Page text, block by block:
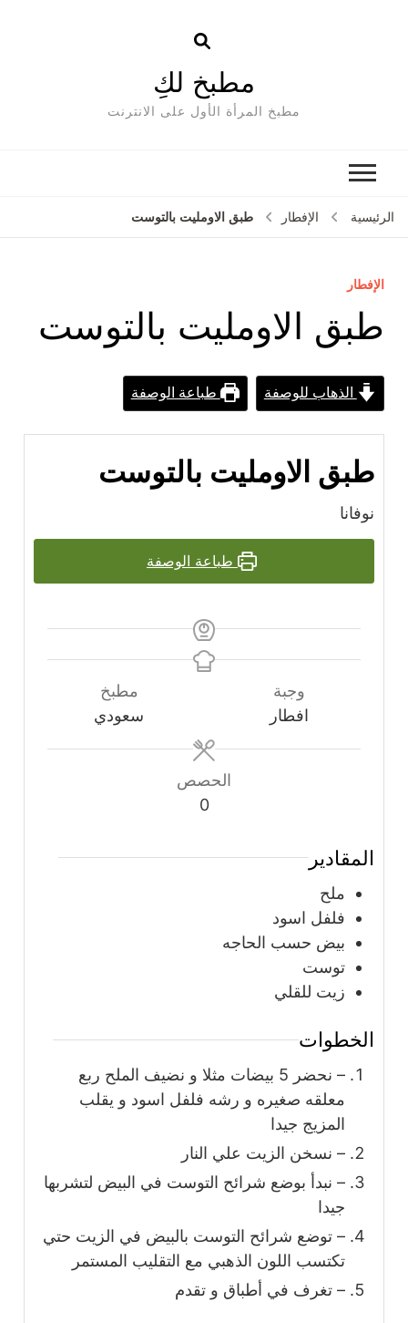
مطبخ لكِ
مطبخ المرأة الأول على الانترنت
الرئيسية الإفطار طبق الاومليت بالتوست
الإفطار
طبق الاومليت بالتوست
الذهاب للوصفة طباعة الوصفة
طبق الاومليت بالتوست
نوفانا
طباعة الوصفة
وجبة
افطار
مطبخ
سعودي
الحصص
0
المقادير
ملح
فلفل اسود
بيض حسب الحاجه
توست
زيت للقلي
الخطوات
– نحضر 5 بيضات مثلا و نضيف الملح ربع
معلقه صغيره و رشه فلفل اسود و يقلب
المزيج جيدا
– نسخن الزيت علي النار
– نبدأ بوضع شرائح التوست في البيض لتشربها
جيدا
– توضع شرائح التوست بالبيض في الزيت حتي
تكتسب اللون الذهبي مع التقليب المستمر
– تغرف في أطباق و تقدم